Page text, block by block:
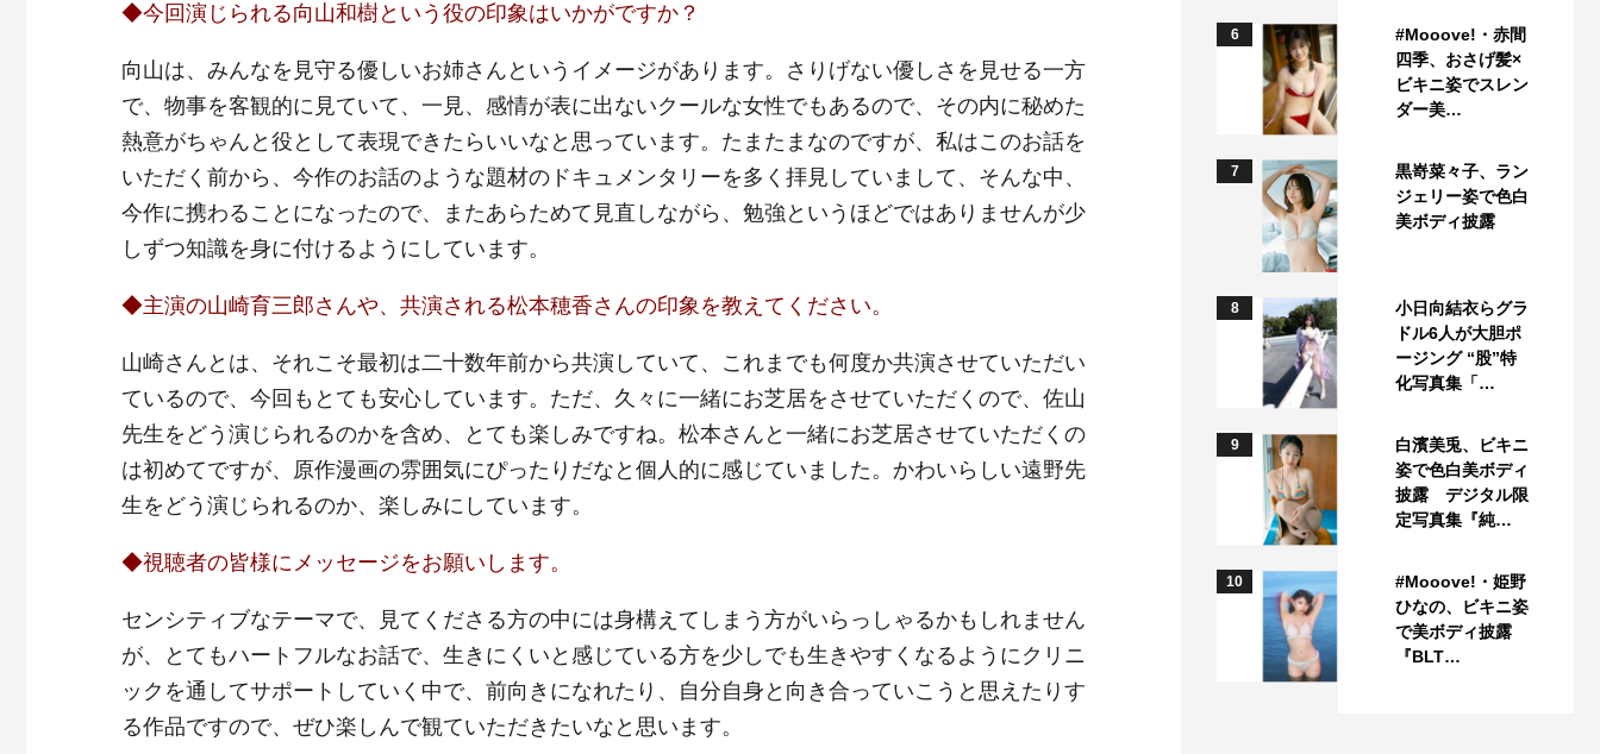
◆今回演じられる向山和樹という役の印象はいかがですか？
向山は、みんなを見守る優しいお姉さんというイメージがあります。さりげない優しさを見せる一方
で、物事を客観的に見ていて、一見、感情が表に出ないクールな女性でもあるので、その内に秘めた
熱意がちゃんと役として表現できたらいいなと思っています。たまたまなのですが、私はこのお話を
いただく前から、今作のお話のような題材のドキュメンタリーを多く拝見していまして、そんな中、
今作に携わることになったので、またあらためて見直しながら、勉強というほどではありませんが少
しずつ知識を身に付けるようにしています。
◆主演の山崎育三郎さんや、共演される松本穂香さんの印象を教えてください。
山崎さんとは、それこそ最初は二十数年前から共演していて、これまでも何度か共演させていただい
ているので、今回もとても安心しています。ただ、久々に一緒にお芝居をさせていただくので、佐山
先生をどう演じられるのかを含め、とても楽しみですね。松本さんと一緒にお芝居させていただくの
は初めてですが、原作漫画の雰囲気にぴったりだなと個人的に感じていました。かわいらしい遠野先
生をどう演じられるのか、楽しみにしています。
◆視聴者の皆様にメッセージをお願いします。
センシティブなテーマで、見てくださる方の中には身構えてしまう方がいらっしゃるかもしれません
が、とてもハートフルなお話で、生きにくいと感じている方を少しでも生きやすくなるようにクリニ
ックを通してサポートしていく中で、前向きになれたり、自分自身と向き合っていこうと思えたりす
る作品ですので、ぜひ楽しんで観ていただきたいなと思います。
6
#Mooove!・赤間
四季、おさげ髪×
ビキニ姿でスレン
ダー美…
7
黒嵜菜々子、ラン
ジェリー姿で色白
美ボディ披露
8
小日向結衣らグラ
ドル6人が大胆ポ
ージング “股”特
化写真集「…
9
白濱美兎、ビキニ
姿で色白美ボディ
披露 デジタル限
定写真集『純…
10
#Mooove!・姫野
ひなの、ビキニ姿
で美ボディ披露
『BLT…